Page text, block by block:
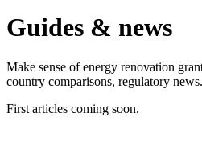
Guides & news
Make sense of energy renovation
country comparisons, regulatory news.
First articles coming soon.